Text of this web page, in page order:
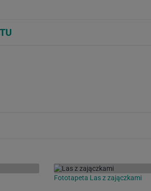
Fototapeta Las z zajączkami